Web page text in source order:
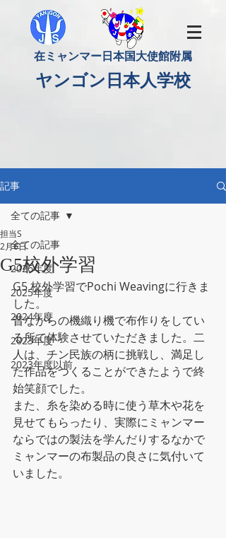
​在ミャンマー日本国大使館附属
​ヤンゴン日本人学校
記事
全ての記事
2026年度
2025年度
2024年度
2023年度
2023年度以前
全ての記事
G5校外学習
担当S
2月6日
G5 校外学習でPochi Weavingに行きま
した。
昔ながらの機織り機で布作りをしてい
る所で体験させていただきました。二
人は、チン民族の柄に挑戦し、満足し
た作品をつくることができたようで終
始笑顔でした。
また、糸を染める時に使う草木や花を
見せてもらったり、実際にミャンマー
ならではの製法を学んだりするなかで
ミャンマーの布製品の良さに気付いて
いました。